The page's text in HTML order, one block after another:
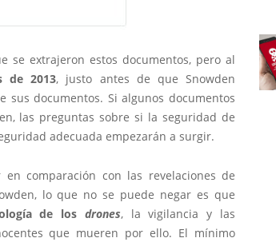
se extrajeron estos documentos, pero al
de 2013, justo antes de que Snowden
sus documentos. Si algunos documentos
las preguntas sobre si la seguridad de
adecuada empezarán a surgir.
comparación con las revelaciones de
lo que no se puede negar es que
de los drones, la vigilancia y las
que mueren por ello. El mínimo